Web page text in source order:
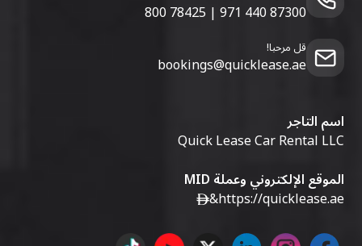
800 78425 | 971 440 87300
قل مرحبا!
bookings@quicklease.ae
اسم التاجر
Quick Lease Car Rental LLC
الموقع الإلكتروني وعملة MID
https://quicklease.ae
&